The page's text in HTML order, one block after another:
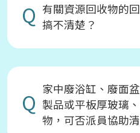
Q 有關資源回收物的
搞不清楚？
Q 家中廢浴缸、廢面
製品或平板厚玻璃
物，可否派員協助